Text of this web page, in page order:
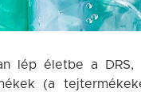
lép életbe a
(a